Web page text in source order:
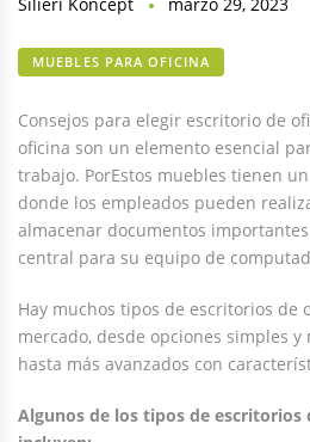
MUEBLES PARA OFICINA
Consejos para elegir escritorio de
oficina son un elemento esencial
trabajo. PorEstos muebles tienen
donde los empleados pueden
almacenar documentos
central para su equipo de
Hay muchos tipos de escritorios de
mercado, desde opciones simples y
hasta más avanzados con
Algunos de los tipos de escritorios